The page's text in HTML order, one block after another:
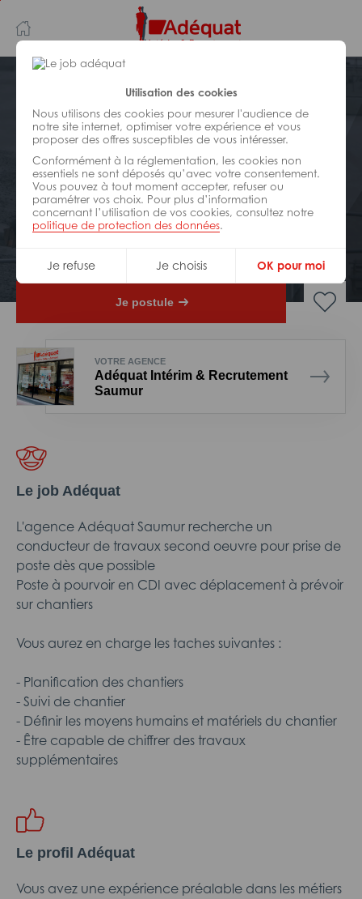
Utilisation des cookies
Nous utilisons des cookies pour mesurer l'audience de
notre site internet, optimiser votre expérience et vous
proposer des offres susceptibles de vous intéresser.
Conformément à la réglementation, les cookies non
essentiels ne sont déposés qu’avec votre consentement.
Vous pouvez à tout moment accepter, refuser ou
paramétrer vos choix. Pour plus d’information
concernant l’utilisation de vos cookies, consultez notre
politique de protection des données.
Je refuse Je choisis OK pour moi
au
contenu
principal
navigation
BÂTIMENT ET TRAVAUX PUBLICS
Réf : 0CO-18258
Conducteur de travaux second
oeuvre
Je postule
VOTRE AGENCE
Adéquat Intérim & Recrutement
Saumur
Le job Adéquat
L'agence Adéquat Saumur recherche un
conducteur de travaux second oeuvre pour prise de
poste dès que possible
Poste à pourvoir en CDI avec déplacement à prévoir
sur chantiers
Vous aurez en charge les taches suivantes :
- Planification des chantiers
- Suivi de chantier
- Définir les moyens humains et matériels du chantier
- Être capable de chiffrer des travaux
supplémentaires
Le profil Adéquat
Vous avez une expérience préalable dans les métiers